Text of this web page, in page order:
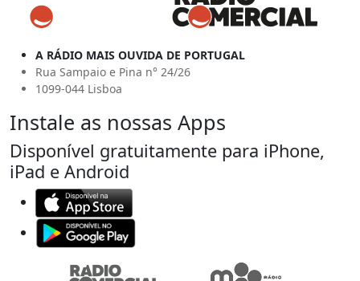
A RÁDIO MAIS OUVIDA DE PORTUGAL
Rua Sampaio e Pina n° 24/26
1099-044 Lisboa
Instale as nossas Apps
Disponível gratuitamente para iPhone,
iPad e Android